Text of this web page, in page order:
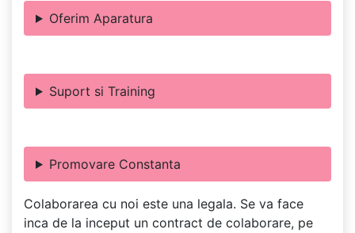
Oferim Aparatura
Suport si Training
Promovare Constanta
Colaborarea cu noi este una legala. Se va face
inca de la inceput un contract de colaborare, pe